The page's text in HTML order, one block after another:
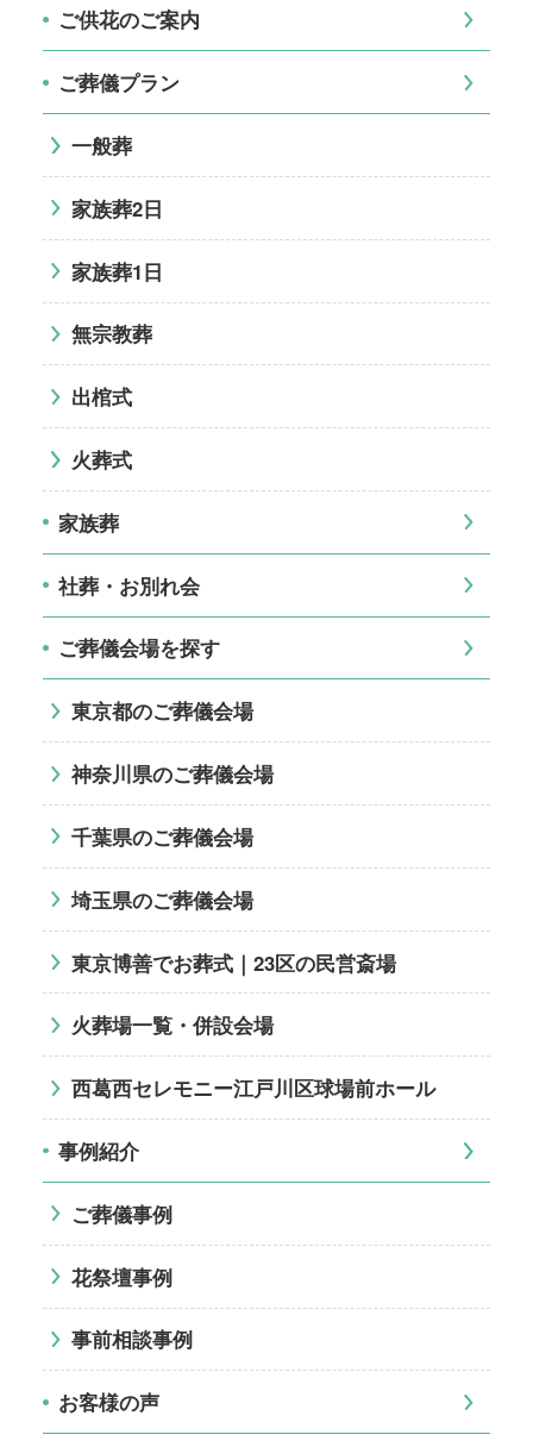
ご供花のご案内
ご葬儀プラン
一般葬
家族葬2日
家族葬1日
無宗教葬
出棺式
火葬式
家族葬
社葬・お別れ会
ご葬儀会場を探す
東京都のご葬儀会場
神奈川県のご葬儀会場
千葉県のご葬儀会場
埼玉県のご葬儀会場
東京博善でお葬式｜23区の民営斎場
火葬場一覧・併設会場
西葛西セレモニー江戸川区球場前ホール
事例紹介
ご葬儀事例
花祭壇事例
事前相談事例
お客様の声